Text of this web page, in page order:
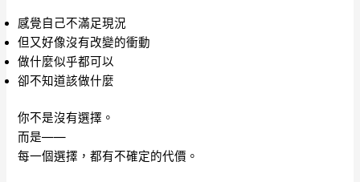
感覺自己不滿足現況
但又好像沒有改變的衝動
做什麼似乎都可以
卻不知道該做什麼
你不是沒有選擇。
而是——
每一個選擇，都有不確定的代價。